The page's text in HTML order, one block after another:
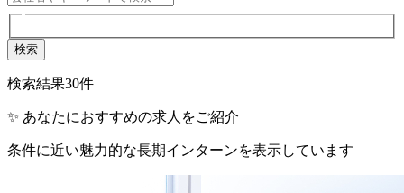
検索
検索結果30件
✨ あなたにおすすめの求人をご紹介
条件に近い魅力的な長期インターンを表示しています